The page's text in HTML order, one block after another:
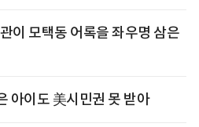
이 모택동 어록을 좌우명 삼은
아이도 美시민권 못 받아